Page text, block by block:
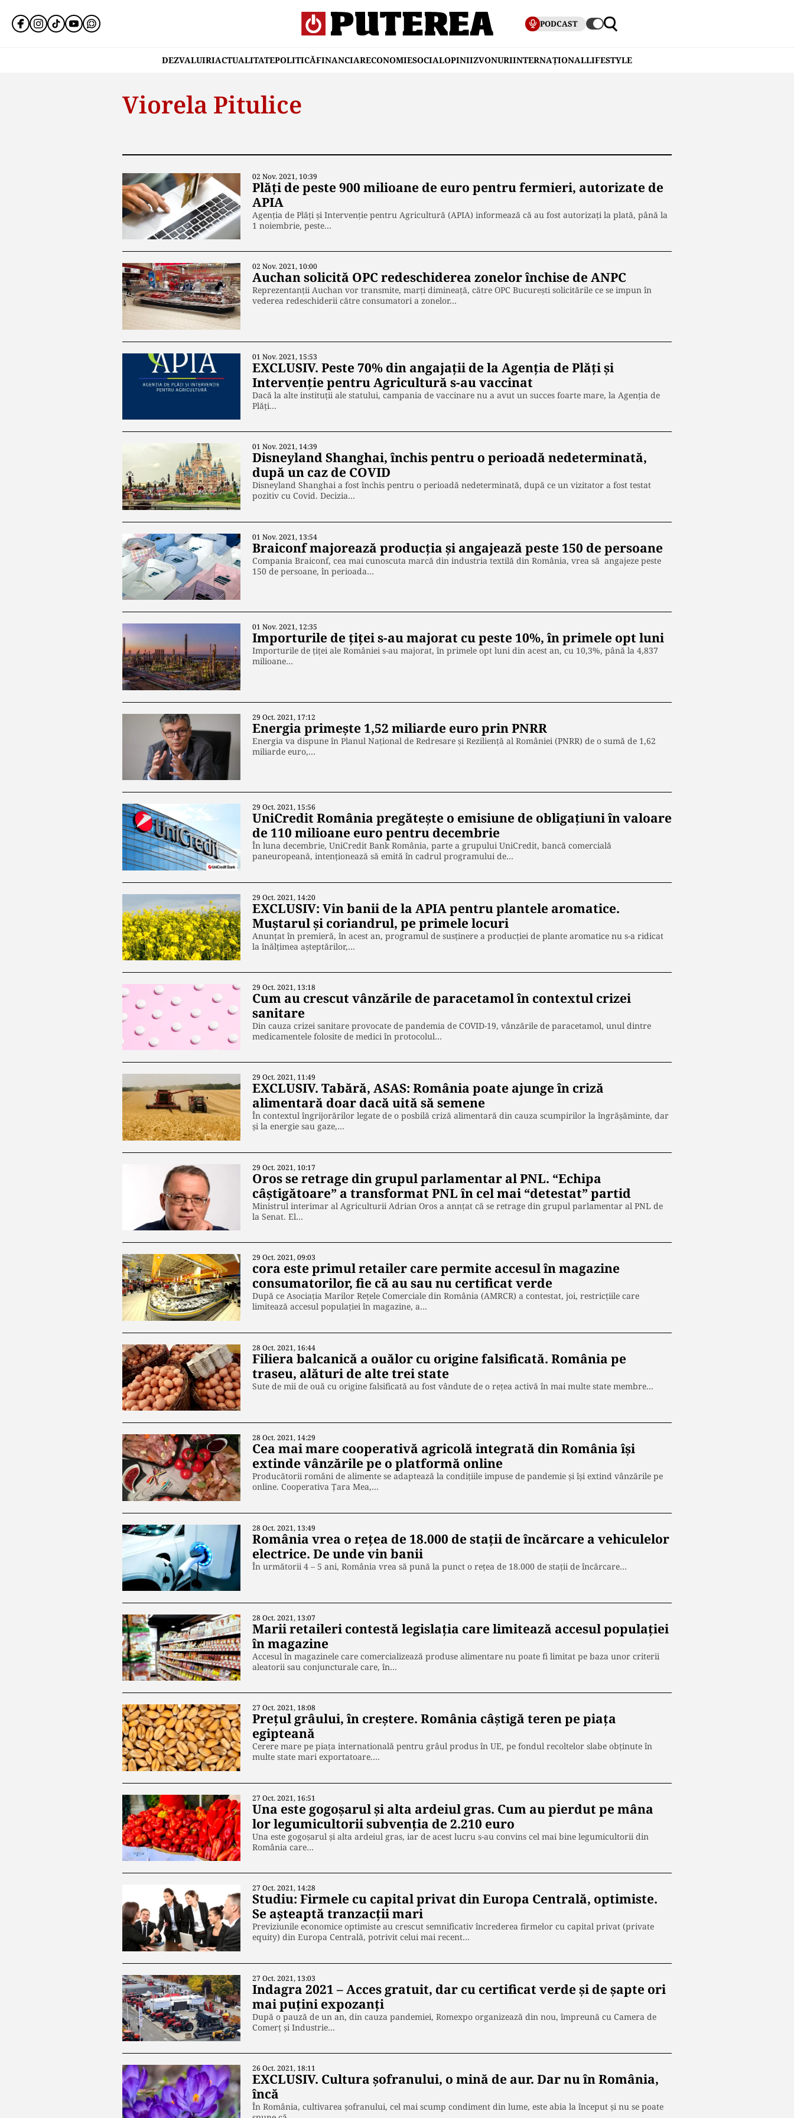
PODCAST
DEZVALUIRIACTUALITATEPOLITICĂFINANCIARECONOMIESOCIALOPINIIZVONURIINTERNAȚIONALLIFESTYLE
Viorela Pitulice
02 Nov. 2021, 10:39
Plăți de peste 900 milioane de euro pentru fermieri, autorizate de
APIA
Agenţia de Plăţi şi Intervenţie pentru Agricultură (APIA) informează că au fost autorizați la plată, până la
1 noiembrie, peste…
02 Nov. 2021, 10:00
Auchan solicită OPC redeschiderea zonelor închise de ANPC
Reprezentanții Auchan vor transmite, marţi dimineaţă, către OPC Bucureşti solicitările ce se impun în
vederea redeschiderii către consumatori a zonelor…
01 Nov. 2021, 15:53
EXCLUSIV. Peste 70% din angajații de la Agenția de Plăți și
Intervenție pentru Agricultură s-au vaccinat
Dacă la alte instituții ale statului, campania de vaccinare nu a avut un succes foarte mare, la Agenția de
Plăți…
01 Nov. 2021, 14:39
Disneyland Shanghai, închis pentru o perioadă nedeterminată,
după un caz de COVID
Disneyland Shanghai a fost închis pentru o perioadă nedeterminată, după ce un vizitator a fost testat
pozitiv cu Covid. Decizia…
01 Nov. 2021, 13:54
Braiconf majorează producția și angajează peste 150 de persoane
Compania Braiconf, cea mai cunoscuta marcă din industria textilă din România, vrea să angajeze peste
150 de persoane, în perioada…
01 Nov. 2021, 12:35
Importurile de țiței s-au majorat cu peste 10%, în primele opt luni
Importurile de țiței ale României s-au majorat, în primele opt luni din acest an, cu 10,3%, până la 4,837
milioane…
29 Oct. 2021, 17:12
Energia primește 1,52 miliarde euro prin PNRR
Energia va dispune în Planul Naţional de Redresare şi Rezilienţă al României (PNRR) de o sumă de 1,62
miliarde euro,…
29 Oct. 2021, 15:56
UniCredit România pregătește o emisiune de obligațiuni în valoare
de 110 milioane euro pentru decembrie
În luna decembrie, UniCredit Bank România, parte a grupului UniCredit, bancă comercială
paneuropeană, in­ten­ţionează să emită în cadrul programului de…
29 Oct. 2021, 14:20
EXCLUSIV: Vin banii de la APIA pentru plantele aromatice.
Muștarul și coriandrul, pe primele locuri
Anunțat în premieră, în acest an, programul de susținere a producției de plante aromatice nu s-a ridicat
la înălțimea așteptărilor,…
29 Oct. 2021, 13:18
Cum au crescut vânzările de paracetamol în contextul crizei
sanitare
Din cauza crizei sanitare provocate de pandemia de COVID-19, vânzările de paracetamol, unul dintre
medicamentele folosite de medici în protocolul…
29 Oct. 2021, 11:49
EXCLUSIV. Tabără, ASAS: România poate ajunge în criză
alimentară doar dacă uită să semene
În contextul îngrijorărilor legate de o posbilă criză alimentară din cauza scumpirilor la îngrășăminte, dar
și la energie sau gaze,…
29 Oct. 2021, 10:17
Oros se retrage din grupul parlamentar al PNL. “Echipa
câștigătoare” a transformat PNL în cel mai “detestat” partid
Ministrul interimar al Agriculturii Adrian Oros a annțat că se retrage din grupul parlamentar al PNL de
la Senat. El…
29 Oct. 2021, 09:03
cora este primul retailer care permite accesul în magazine
consumatorilor, fie că au sau nu certificat verde
După ce Asociația Marilor Rețele Comerciale din România (AMRCR) a contestat, joi, restricțiile care
limitează accesul populației în magazine, a…
28 Oct. 2021, 16:44
Filiera balcanică a ouălor cu origine falsificată. România pe
traseu, alături de alte trei state
Sute de mii de ouă cu origine falsificată au fost vândute de o reţea activă în mai multe state membre…
28 Oct. 2021, 14:29
Cea mai mare cooperativă agricolă integrată din România își
extinde vânzările pe o platformă online
Producătorii români de alimente se adaptează la condițiile impuse de pandemie și își extind vânzările pe
online. Cooperativa Ţara Mea,…
28 Oct. 2021, 13:49
România vrea o rețea de 18.000 de staţii de încărcare a vehiculelor
electrice. De unde vin banii
În următorii 4 – 5 ani, România vrea să pună la punct o reţea de 18.000 de staţii de încărcare…
28 Oct. 2021, 13:07
Marii retaileri contestă legislația care limitează accesul populației
în magazine
Accesul în magazinele care comercializează produse alimentare nu poate fi limitat pe baza unor criterii
aleatorii sau conjuncturale care, în…
27 Oct. 2021, 18:08
Prețul grâului, în creștere. România câștigă teren pe piața
egipteană
Cerere mare pe piața internatională pentru grâul produs în UE, pe fondul recoltelor slabe obținute în
multe state mari exportatoare.…
27 Oct. 2021, 16:51
Una este gogoșarul și alta ardeiul gras. Cum au pierdut pe mâna
lor legumicultorii subvenția de 2.210 euro
Una este gogoșarul și alta ardeiul gras, iar de acest lucru s-au convins cel mai bine legumicultorii din
România care…
27 Oct. 2021, 14:28
Studiu: Firmele cu capital privat din Europa Centrală, optimiste.
Se așteaptă tranzacții mari
Previziunile economice optimiste au crescut semnificativ încrederea firmelor cu capital privat (private
equity) din Europa Centrală, potrivit celui mai recent…
27 Oct. 2021, 13:03
Indagra 2021 – Acces gratuit, dar cu certificat verde și de șapte ori
mai puțini expozanți
După o pauză de un an, din cauza pandemiei, Romexpo organizează din nou, împreună cu Camera de
Comerţ şi Industrie…
26 Oct. 2021, 18:11
EXCLUSIV. Cultura șofranului, o mină de aur. Dar nu în România,
încă
În România, cultivarea șofranului, cel mai scump condiment din lume, este abia la început și nu se poate